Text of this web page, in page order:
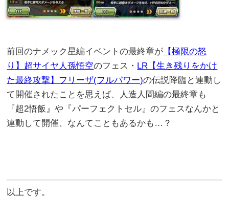
前回のナメック星編イベントの最終章が 【極限の怒
り】超サイヤ人孫悟空のフェス・ LR【生き残りをかけ
た最終攻撃】フリーザ(フルパワー)の伝説降臨と連動し
て開催されたことを思えば、人造人間編の最終章も
『超2悟飯』や『パーフェクトセル』のフェスなんかと
連動して開催、なんてこともあるかも…？
以上です。